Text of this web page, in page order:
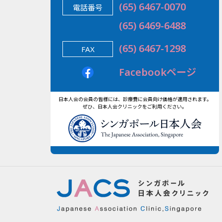
電話番号
(65) 6467-0070
(65) 6469-6488
FAX
(65) 6467-1298
Facebookページ
⽇本⼈会の会員の皆様には、診療費に会員向け価格が適⽤されます。
ぜひ、⽇本⼈会クリニックをご利⽤ください。